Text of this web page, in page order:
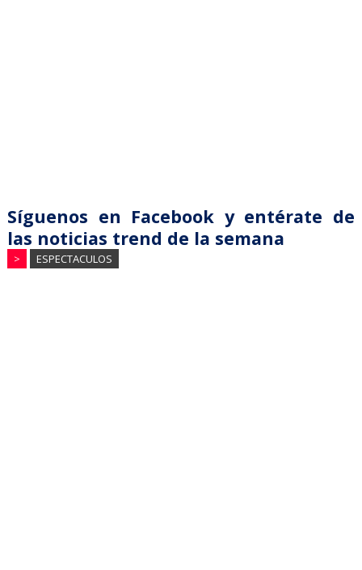
Síguenos en Facebook y entérate de
las noticias trend de la semana
> ESPECTACULOS